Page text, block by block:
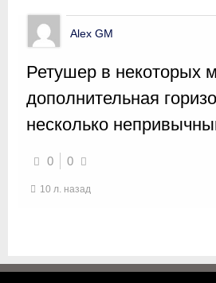
Alex GM
Ретушер в некоторых
дополнительная
несколько
0 0
10 л. назад